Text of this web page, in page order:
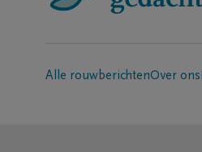
Alle rouwberichtenOver ons